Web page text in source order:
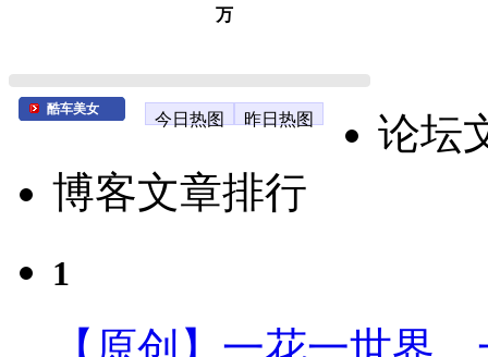
万
酷车美女
今日热图 昨日热图
论坛
博客文章排行
1
【原创】一花一世界